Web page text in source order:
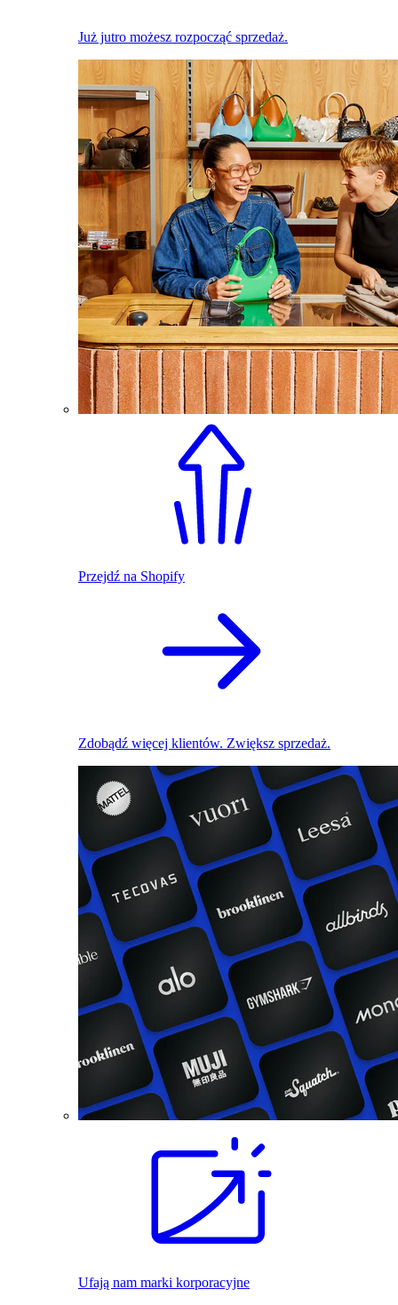
Już jutro możesz rozpocząć sprzedaż.
Przejdź na Shopify
Zdobądź więcej klientów. Zwiększ sprzedaż.
Ufają nam marki korporacyjne